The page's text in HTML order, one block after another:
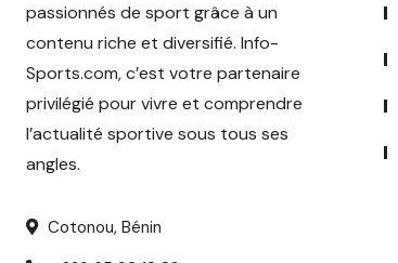
passionnés de sport grâce à un
contenu riche et diversifié. Info-
Sports.com, c’est votre partenaire
privilégié pour vivre et comprendre
l’actualité sportive sous tous ses
angles.
Cotonou, Bénin